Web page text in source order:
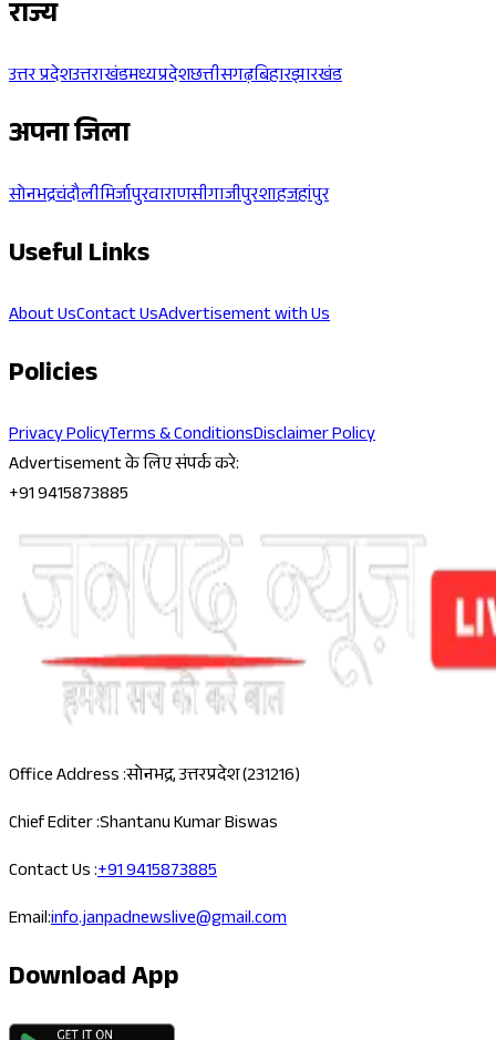
राज्य
उत्तर प्रदेशउत्तराखंडमध्यप्रदेशछत्तीसगढ़बिहारझारखंड
अपना जिला
सोनभद्रचंदौलीमिर्जापुरवाराणसीगाजीपुरशाहजहांपुर
Useful Links
About UsContact UsAdvertisement with Us
Policies
Privacy PolicyTerms & ConditionsDisclaimer Policy
Advertisement के लिए संपर्क करे:
+91 9415873885
Office Address :सोनभद्र, उत्तरप्रदेश (231216)
Chief Editer :Shantanu Kumar Biswas
Contact Us :+91 9415873885
Email:info.janpadnewslive@gmail.com
Download App